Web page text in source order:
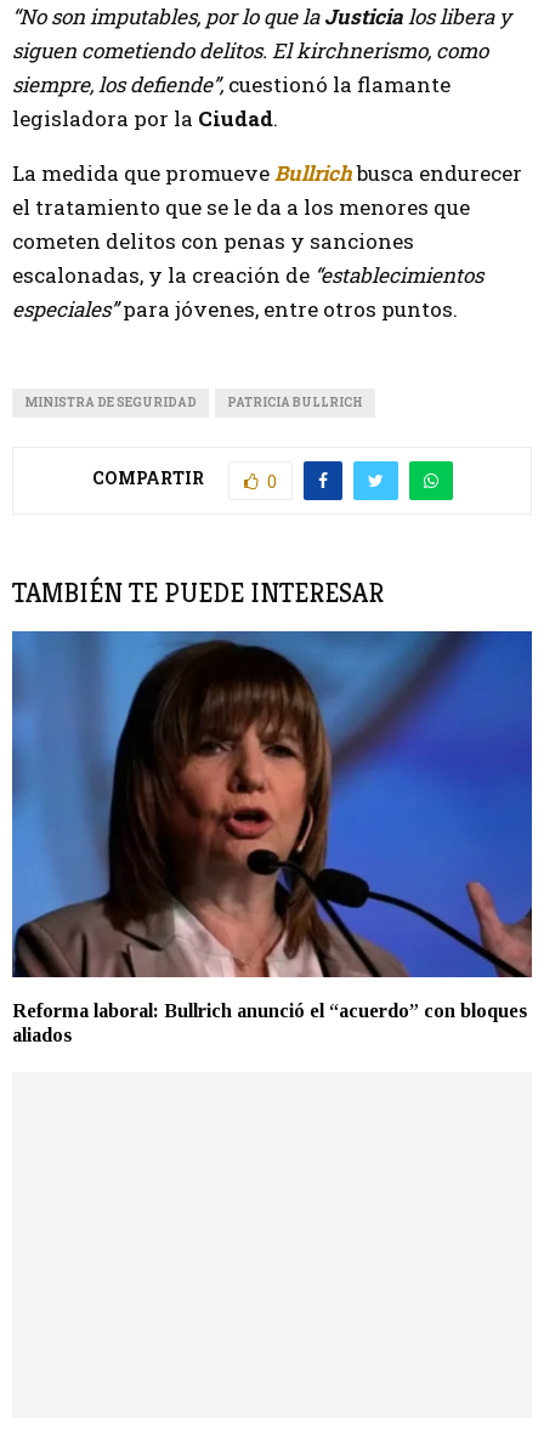
“No son imputables, por lo que laJusticia los libera y
siguen cometiendo delitos. El kirchnerismo, como
siempre, los defiende”, cuestionó la flamante
legisladora por la Ciudad.
La medida que promueveBullrichbusca endurecer
el tratamiento que se le da a los menores que
cometen delitos con penas y sanciones
escalonadas, y la creación de “establecimientos
especiales”para jóvenes, entre otros puntos.
MINISTRA DE SEGURIDAD PATRICIA BULLRICH
COMPARTIR 0
TAMBIÉN TE PUEDE INTERESAR
Reforma laboral: Bullrich anunció el “acuerdo” con bloques
aliados